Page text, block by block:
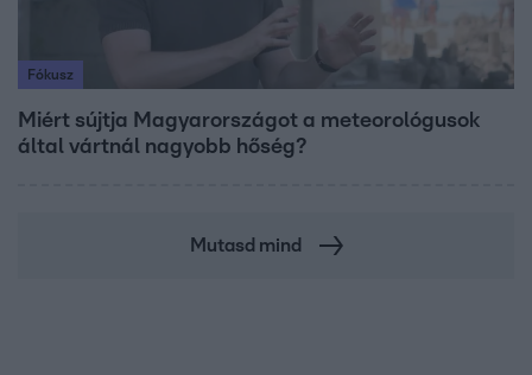
Fókusz
Miért sújtja Magyarországot a meteorológusok
által vártnál nagyobb hőség?
Mutasd mind